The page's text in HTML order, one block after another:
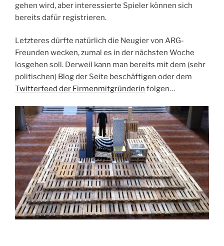
gehen wird, aber interessierte Spieler können sich
bereits dafür registrieren.
Letzteres dürfte natürlich die Neugier von ARG-
Freunden wecken, zumal es in der nächsten Woche
losgehen soll. Derweil kann man bereits mit dem (sehr
politischen) Blog der Seite beschäftigen oder dem
Twitterfeed der Firmenmitgründerin folgen…